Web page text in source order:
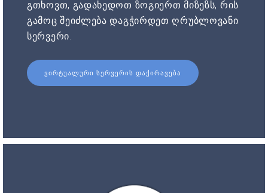
გთხოვთ, გადახედოთ ზოგიერთ მიზეზს, რის
გამოც შეიძლება დაგჭირდეთ ღრუბლოვანი
სერვერი.
ᲕᲘᲠᲢᲣᲐᲚᲣᲠᲘ ᲡᲔᲠᲕᲔᲠᲘᲡ ᲓᲐᲥᲘᲠᲐᲕᲔᲑᲐ